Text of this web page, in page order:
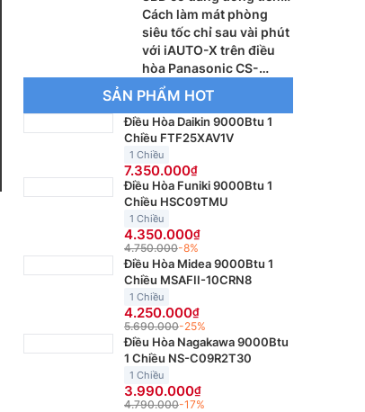
bát gạo?
Cách làm mát phòng
siêu tốc chỉ sau vài phút
với iAUTO-X trên điều
hòa Panasonic CS-
AU9BKH-8
SẢN PHẨM HOT
Điều Hòa Daikin 9000Btu 1
Chiều FTF25XAV1V
1 Chiều
7.350.000
Điều Hòa Funiki 9000Btu 1
Chiều HSC09TMU
1 Chiều
4.350.000
4.750.000-8%
Điều Hòa Midea 9000Btu 1
Chiều MSAFII-10CRN8
1 Chiều
4.250.000
5.690.000-25%
Điều Hòa Nagakawa 9000Btu
1 Chiều NS-C09R2T30
1 Chiều
3.990.000
4.790.000-17%